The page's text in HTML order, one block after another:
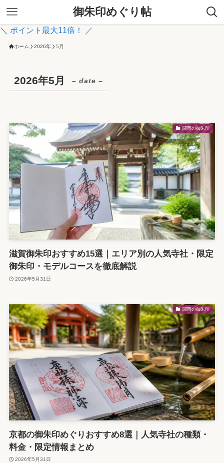
御朱印めぐり帖
＼ ポイント最大11倍！ ／
ホーム 2026年 5月
2026年5月 – date –
関西の御朱印
滋賀御朱印おすすめ15選｜エリア別の人気寺社・限定
御朱印・モデルコースを徹底解説
2026年5月31日
関西の御朱印
京都の御朱印めぐりおすすめ8選｜人気寺社の種類・
料金・限定情報まとめ
2026年5月31日